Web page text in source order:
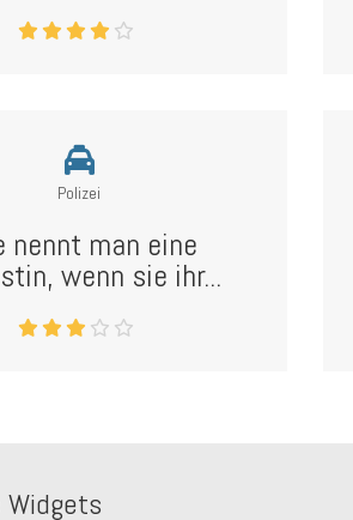
Polizei
nennt man eine
wenn sie ihr...